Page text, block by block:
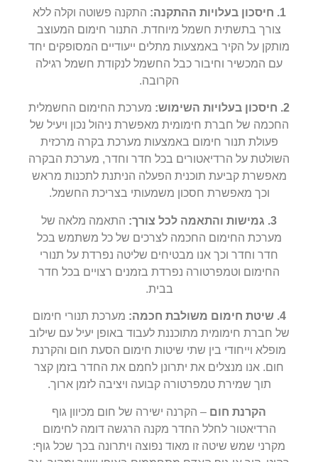
1. חיסכון בעלויות ההתקנה:
התקנה פשוטה וקלה ללא
צורך בתשתית חשמל מיוחדת. התנור חימום המעוצב
מותקן על הקיר באמצעות מתלים ייעודיים המסופקים יחד
עם המכשיר וחיבור כבל החשמל לנקודת חשמל רגילה
הקרובה.
2. חיסכון בעלויות השימוש:
מערכת החימום החשמלית
החכמה של חברת חימומית מאפשרת ניהול נכון ויעיל של
פעולת תנור חימום באמצעות מערכת בקרה מרכזית
השולטת על הרדיאטורים בכל חדר וחדר, מערכת הבקרה
מאפשרת קביעת תוכנית הפעלה הניתנת לתכנות מראש
וכך מאפשרת חסכון משמעותי בצריכת החשמל.
3. גמישות והתאמה לכל צורך:
התאמה מלאה של
מערכת החימום החכמה לצרכים של כל משתמש בכל
חדר וחדר וכך אנו מבטיחים שליטה נפרדת על תנורי
החימום וטמפרטורה נפרדת בזמנים רצויים בכל חדר
בבית.
4. שיטת חימום משולבת חכמה:
מערכת תנורי חימום
של חברת חימומית מתוכננת לעבוד באופן יעיל עם שילוב
מופלא וייחודי בין שתי שיטות חימום הסעת חום והקרנת
חום. אנו מנצלים את יתרונן לחמם את החדר בזמן קצר
תוך שמירת טמפרטורה קבועה ויציבה לזמן ארוך.
הקרנת חום – הקרנה ישירה של חום מכיוון גוף
הרדיאטור לחלל החדר מקנה הרגשה דומה לחימום
מקרני שמש שיטה זו מאוד נפוצה ויתרונה בכך שכל גוף: